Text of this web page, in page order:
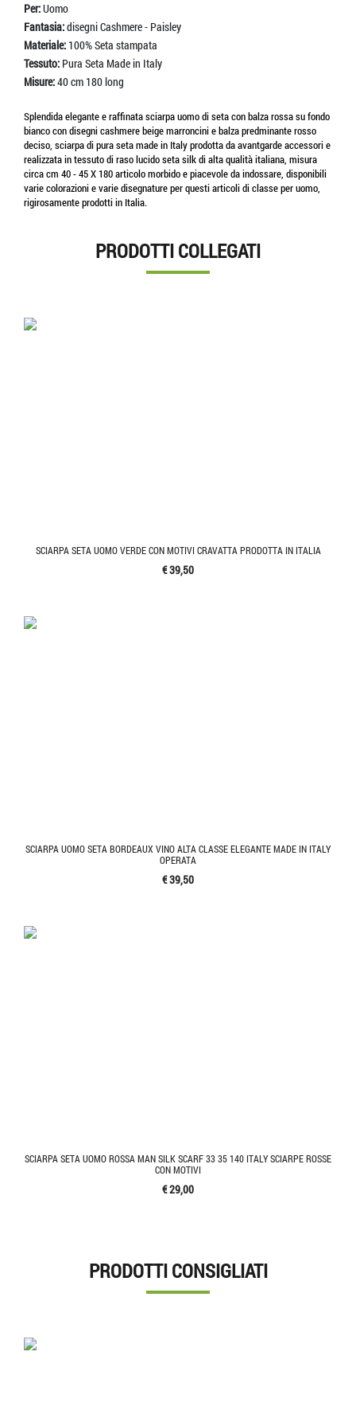
Per:Uomo
Fantasia:disegni Cashmere - Paisley
Materiale: 100% Seta stampata
Tessuto: Pura Seta Made in Italy
Misure:40 cm 180 long
Splendida elegante e raffinata sciarpa uomo di seta con balza rossa su fondo
bianco con disegni cashmere beige marroncini e balza predminante rosso
deciso, sciarpa di pura seta made in Italy prodotta da avantgarde accessori e
realizzata in tessuto di raso lucido seta silk di alta qualità italiana, misura
circa cm 40 - 45 X 180 articolo morbido e piacevole da indossare, disponibili
varie colorazioni e varie disegnature per questi articoli di classe per uomo,
rigirosamente prodotti in Italia.
PRODOTTI COLLEGATI
SCIARPA SETA UOMO VERDE CON MOTIVI CRAVATTA PRODOTTA IN ITALIA
€ 39,50
SCIARPA UOMO SETA BORDEAUX VINO ALTA CLASSE ELEGANTE MADE IN ITALY
OPERATA
€ 39,50
SCIARPA SETA UOMO ROSSA MAN SILK SCARF 33 35 140 ITALY SCIARPE ROSSE
CON MOTIVI
€ 29,00
PRODOTTI CONSIGLIATI